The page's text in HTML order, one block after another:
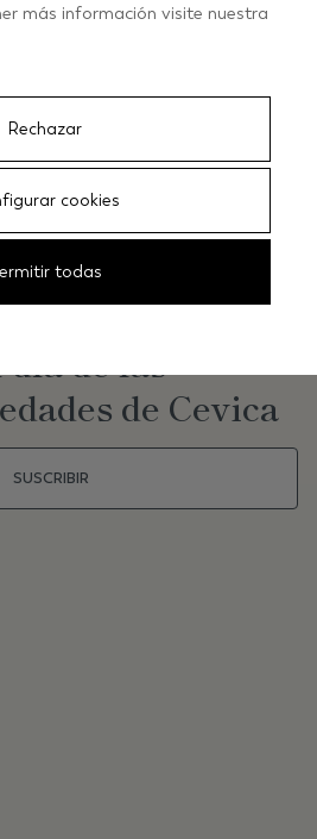
de las
de Cevica
SUSCRIBIR
más información visite nuestra
Rechazar
cookies
todas